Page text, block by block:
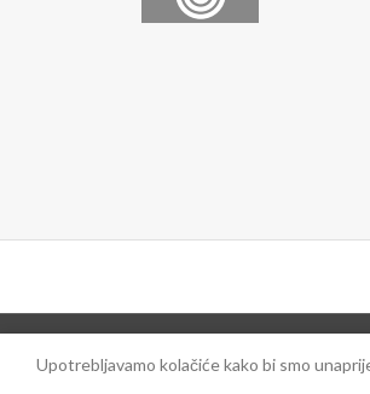
Upotrebljavamo kolačiće kako bi smo